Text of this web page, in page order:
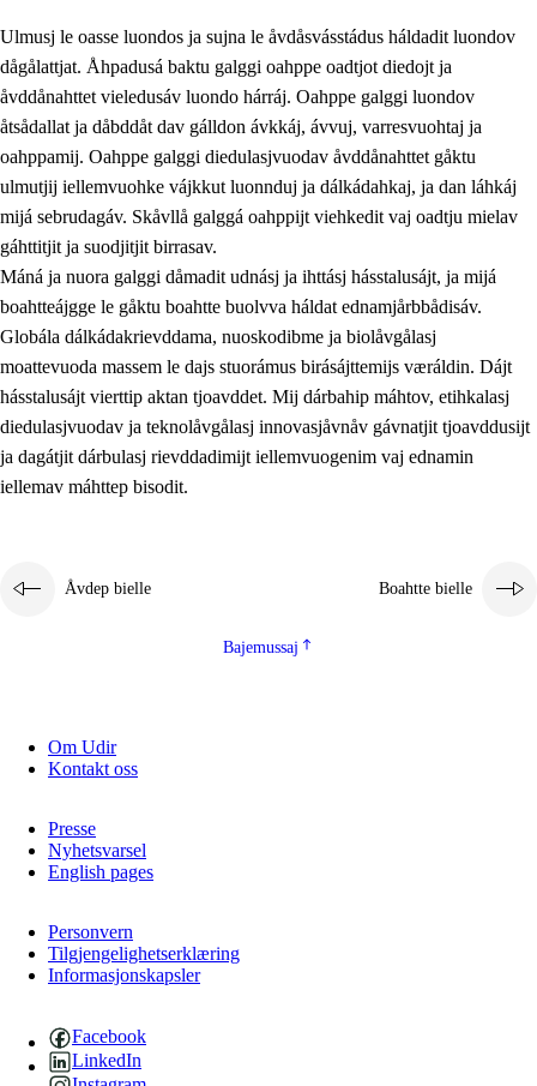
1. Åhpadusá árvvovuodo
1.1 Almasjárvvo
1.2 Identitiehtta ja kultuvralasj moattevuohta
1.3 Lájttális ájádallam ja estetihkalasj diedulasjvuohta
1.4 Dahkamávvo, berustibme ja diehtemvájnogisvuohta
1.5 Vieledus luonnduj ja birásdiedulasjvuohta
1.6 Demokratijja ja oassálasstem
Ulmusj le oasse luondos ja sujna le åvdåsvásstádus háldadit luondov
dågålattjat. Åhpadusá baktu galggi oahppe oadtjot diedojt ja
åvddånahttet vieledusáv luondo hárráj. Oahppe galggi luondov
åtsådallat ja dåbddåt dav gálldon ávkkáj, ávvuj, varresvuohtaj ja
oahppamij. Oahppe galggi diedulasjvuodav åvddånahttet gåktu
ulmutjij iellemvuohke vájkkut luonnduj ja dálkádahkaj, ja dan láhkáj
mijá sebrudagáv. Skåvllå galggá oahppijt viehkedit vaj oadtju mielav
gáhttitjit ja suodjitjit birrasav.
Máná ja nuora galggi dåmadit udnásj ja ihttásj hásstalusájt, ja mijá
boahtteájgge le gåktu boahtte buolvva háldat ednamjårbbådisáv.
Globála dálkádakrievddama, nuoskodibme ja biolåvgålasj
moattevuoda massem le dajs stuorámus birásájttemijs væráldin. Dájt
hásstalusájt vierttip aktan tjoavddet. Mij dárbahip máhtov, etihkalasj
diedulasjvuodav ja teknolåvgålasj innovasjåvnåv gávnatjit tjoavddusijt
ja dagátjit dárbulasj rievddadimijt iellemvuogenim vaj ednamin
iellemav máhttep bisodit.
Åvdep bielle Boahtte bielle
Bajemussaj
Om Udir
Kontakt oss
Presse
Nyhetsvarsel
English pages
Personvern
Tilgjengelighetserklæring
Informasjonskapsler
Facebook
LinkedIn